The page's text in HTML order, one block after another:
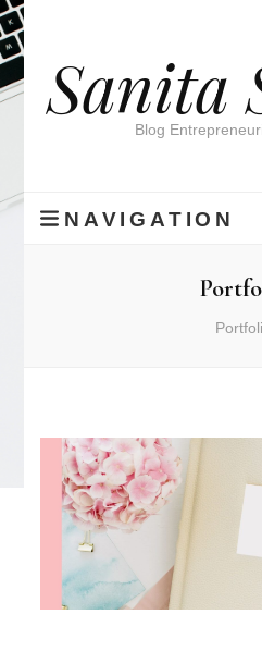
Sanita
Blog
NAVIGATION